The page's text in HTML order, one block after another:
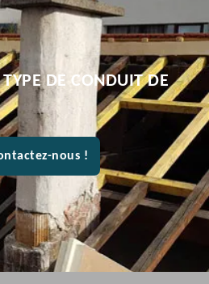
DE CONDUIT DE
nous !